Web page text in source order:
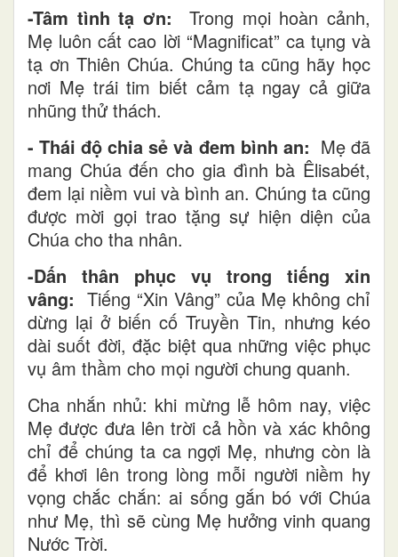
-Tâm tình tạ ơn:
Trong mọi hoàn cảnh,
Mẹ luôn cất cao lời “Magnificat” ca tụng và
tạ ơn Thiên Chúa. Chúng ta cũng hãy học
nơi Mẹ trái tim biết cảm tạ ngay cả giữa
nhũng thử thách.
- Thái độ chia sẻ và đem bình an: Mẹ đã
mang Chúa đến cho gia đình bà Êlisabét,
đem lại niềm vui và bình an. Chúng ta cũng
được mời gọi trao tặng sự hiện diện của
Chúa cho tha nhân.
-Dấn thân phục vụ trong tiếng xin
vâng: Tiếng “Xin Vâng” của Mẹ không chỉ
dừng lại ở biến cố Truyền Tin, nhưng kéo
dài suốt đời, đặc biệt qua những việc phục
vụ âm thầm cho mọi người chung quanh.
Cha nhắn nhủ: khi mừng lễ hôm nay, việc
Mẹ được đưa lên trời cả hồn và xác không
chỉ để chúng ta ca ngợi Mẹ, nhưng còn là
để khơi lên trong lòng mỗi người niềm hy
vọng chắc chắn: ai sống gắn bó với Chúa
như Mẹ, thì sẽ cùng Mẹ hưởng vinh quang
Nước Trời.